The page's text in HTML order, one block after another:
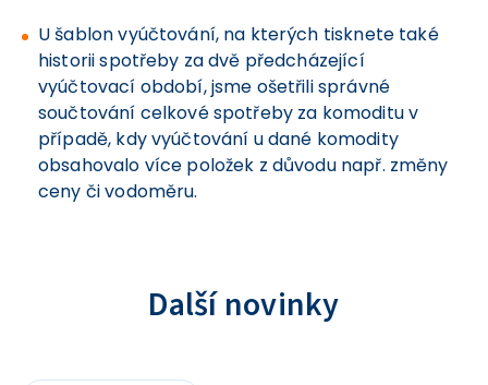
U šablon vyúčtování, na kterých tisknete také
historii spotřeby za dvě předcházející
vyúčtovací období, jsme ošetřili správné
součtování celkové spotřeby za komoditu v
případě, kdy vyúčtování u dané komodity
obsahovalo více položek z důvodu např. změny
ceny či vodoměru.
Další novinky